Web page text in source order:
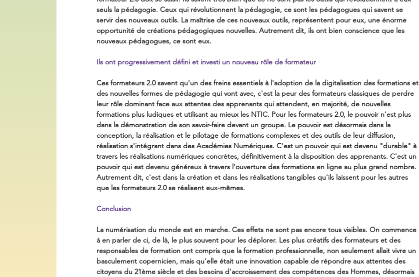
seuls la pédagogie. Ceux qui révolutionnent la pédagogie, ce sont les pédagogues qui savent se
servir des nouveaux outils. La maîtrise de ces nouveaux outils, représentent pour eux, une énorme
opportunité de créations pédagogiques nouvelles. Autrement dit, ils ont bien conscience que les
nouveaux pédagogues, ce sont eux.
Ils ont progressivement défini et investi un nouveau rôle de formateur
Ces formateurs 2.0 savent qu'un des freins essentiels à l'adoption de la digitalisation des formations et
des nouvelles formes de pédagogie qui vont avec, c'est la peur des formateurs classiques de perdre
leur rôle dominant face aux attentes des apprenants qui attendent, en majorité, de nouvelles
formations plus ludiques et utilisant au mieux les NTIC. Pour les formateurs 2.0, le pouvoir n'est plus
dans la démonstration de son savoir-faire devant un groupe. Le pouvoir est désormais dans la
conception, la réalisation et le pilotage de formations complexes et des outils de leur diffusion,
réalisation s'intégrant dans des Académies Numériques. C'est un pouvoir qui est devenu "durable" à
travers les réalisations numériques concrètes, définitivement à la disposition des apprenants. C'est un
pouvoir qui est devenu généreux à travers l'ouverture des formations en ligne au plus grand nombre.
Autrement dit, c'est dans la création et dans les réalisations tangibles qu'ils laissent pour les autres
que les formateurs 2.0 se réalisent eux-mêmes.
Conclusion
La numérisation du monde est en marche. Ces effets ne sont pas encore tous visibles. On commence
à en parler de ci, de là, le plus souvent pour les déplorer. Les plus créatifs des formateurs et des
responsables de formation ont compris que la formation professionnelle, non seulement allait vivre un
basculement copernicien, mais qu'elle était une innovation capable de répondre aux attentes des
citoyens du 21ème siècle et des besoins d'accroissement des compétences des Hommes, désormais